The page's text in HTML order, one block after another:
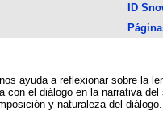
ID
ayuda a reflexionar sobre la
con el diálogo en la narrativa
y naturaleza del